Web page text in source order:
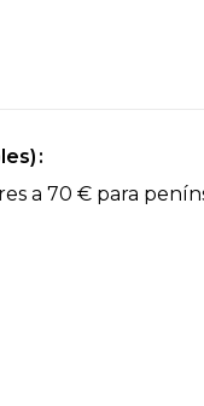
a 70 € para